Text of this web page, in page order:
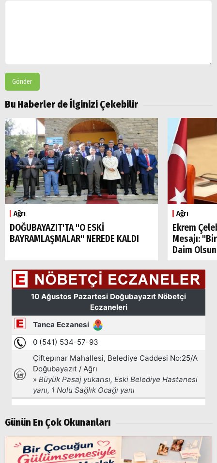
Gönder
Bu Haberler de İlginizi Çekebilir
Ağrı
DOĞUBAYAZIT'TA "O ESKİ
BAYRAMLAŞMALAR" NEREDE KALDI
Ağrı
Ekrem
Mesajı:
Daim
Günün En Çok Okunanları
Aramalar:
Ağrı
Doğubayazıt